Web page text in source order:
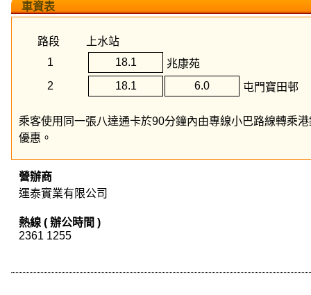
車資表
路段
上水站
1
18.1
兆康苑
2
18.1 6.0 屯門寶田邨
乘客使用同一張八達通卡於90分鐘內由專線小巴路線轉乘
優惠。
營辦商
運泰實業有限公司
熱線 ( 辦公時間 )
2361 1255